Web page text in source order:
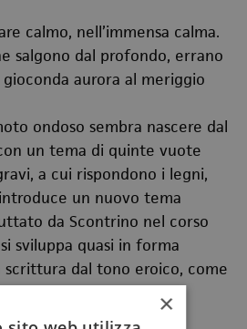
calmo, nell’immensa calma.
salgono dal profondo, errano
aurora al meriggio
ondoso sembra nascere dal
un tema di quinte vuote
a cui rispondono i legni,
un nuovo tema
da Scontrino nel corso
sviluppa quasi in forma
scrittura dal tono eroico, come
in mare aperto. Sul
Nell’isola delle scimmie×